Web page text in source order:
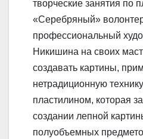
творческие занятия по
«Серебряный»
профессиональный
Никишина на своих
создавать картины,
нетрадиционную
пластилином, которая
создании лепной
полуобъемных